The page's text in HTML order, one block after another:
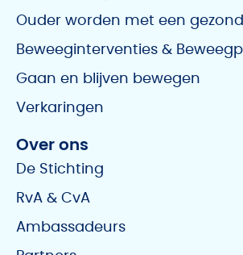
Ouder worden met een
Beweeginterventies &
Gaan en blijven bewegen
Verkaringen
Over ons
De Stichting
RvA & CvA
Ambassadeurs